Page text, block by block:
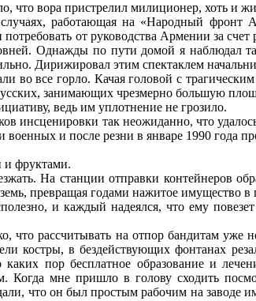
что вора пристрелил милиционер, хоть и
работающая на «Народный фронт
от руководства Армении за
Однажды по пути домой я наблюдал
Дирижировал этим спектаклем
во все горло. Качая головой с
занимающих чрезмерно большую
ведь им уплотнение не грозило.
инсценировки так неожиданно, что
и после резни в январе 1990 года
и фруктами.
На станции отправки контейнеров
превращая годами нажитое имущество в
и каждый надеялся, что ему
что рассчитывать на отпор бандитам
костры, в бездействующих фонтанах
пор бесплатное образование и
Когда мне пришло в голову сходить
что он был простым рабочим на заводе